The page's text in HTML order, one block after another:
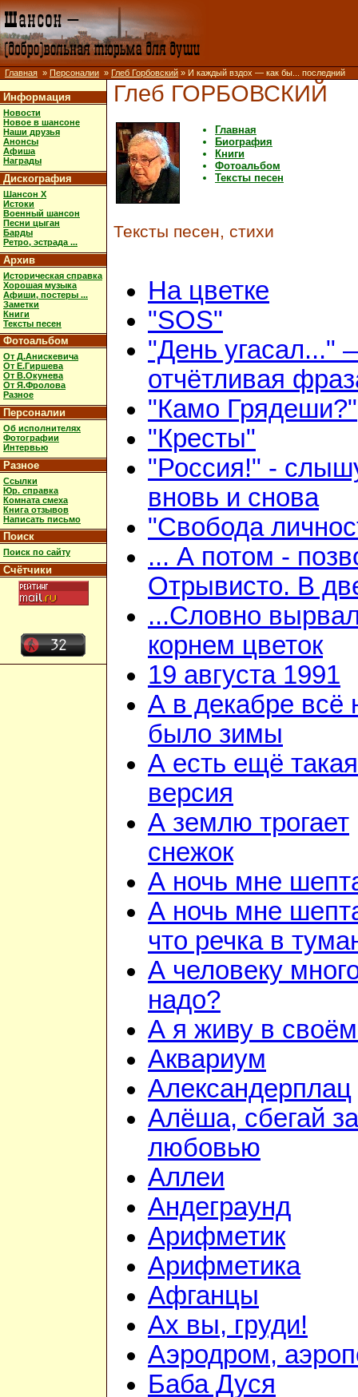
Главная » Персоналии » Глеб Горбовский » И каждый вздох — как бы... последний
Информация
Новости
Новое в шансоне
Наши друзья
Анонсы
Афиша
Награды
Дискография
Шансон X
Истоки
Военный шансон
Песни цыган
Барды
Ретро, эстрада ...
Архив
Историческая справка
Хорошая музыка
Афиши, постеры ...
Заметки
Книги
Тексты песен
Фотоальбом
От Д.Анискевича
От Е.Гиршева
От В.Окунева
От Я.Фролова
Разное
Персоналии
Об исполнителях
Фотографии
Интервью
Разное
Ссылки
Юр. справка
Комната смеха
Книга отзывов
Написать письмо
Поиск
Поиск по сайту
Счётчики
Глеб ГОРБОВСКИЙ
Главная
Биография
Книги
Фотоальбом
Тексты песен
Тексты песен, стихи
На цветке
"SOS"
"День угасал..."
отчётливая
"Камо Грядеши?"
"Кресты"
"Россия!" -
вновь и снова
"Свобода
... А потом -
Отрывисто. В
...Словно
корнем цветок
19 августа 1991
А в декабре всё
было зимы
А есть ещё такая
версия
А землю трогает
снежок
А ночь мне
А ночь мне
что речка в
А человеку
надо?
А я живу в своём
Аквариум
Александерплац
Алёша, сбегай за
любовью
Аллеи
Андеграунд
Арифметик
Арифметика
Афганцы
Ах вы, груди!
Аэродром,
Баба Дуся